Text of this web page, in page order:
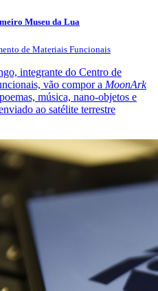
Museu da Lua
de Materiais Funcionais
integrante do Centro de
vão compor a MoonArk
música, nano-objetos e
ao satélite terrestre